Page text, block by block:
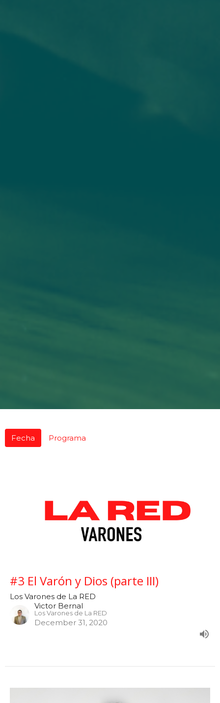
Fecha Programa
#3 El Varón y Dios (parte III)
Los Varones de La RED
Victor Bernal
Los Varones de La RED
December 31, 2020